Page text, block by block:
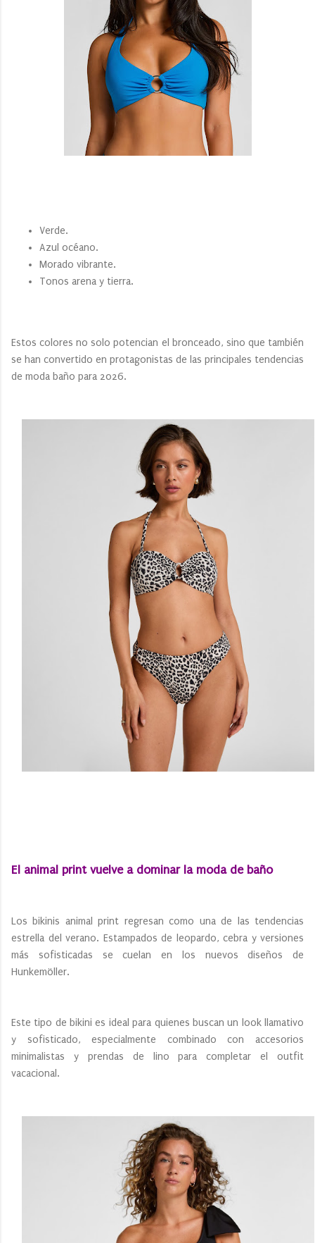
Verde.
Azul océano.
Morado vibrante.
Tonos arena y tierra.
Estos colores no solo potencian el bronceado, sino que también
se han convertido en protagonistas de las principales tendencias
de moda baño para 2026.
El animal print vuelve a dominar la moda de baño
Los bikinis animal print regresan como una de las tendencias
estrella del verano. Estampados de leopardo, cebra y versiones
más sofisticadas se cuelan en los nuevos diseños de
Hunkemöller.
Este tipo de bikini es ideal para quienes buscan un look llamativo
y sofisticado, especialmente combinado con accesorios
minimalistas y prendas de lino para completar el outfit
vacacional.